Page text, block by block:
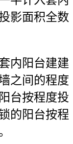
影面积全数
内阳台建建
之间的程度
台按程度投
的阳台按程